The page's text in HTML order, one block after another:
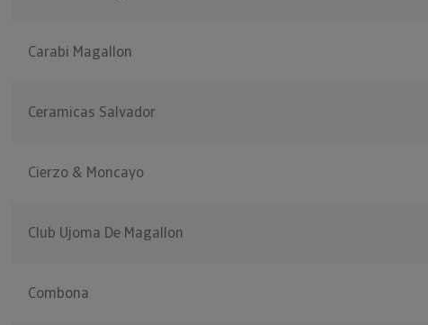
Carabi Magallon
Ceramicas Salvador
Cierzo & Moncayo
Club Ujoma De Magallon
Combona